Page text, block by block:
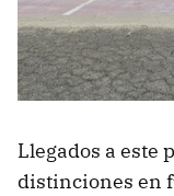
Llegados a este
distinciones en